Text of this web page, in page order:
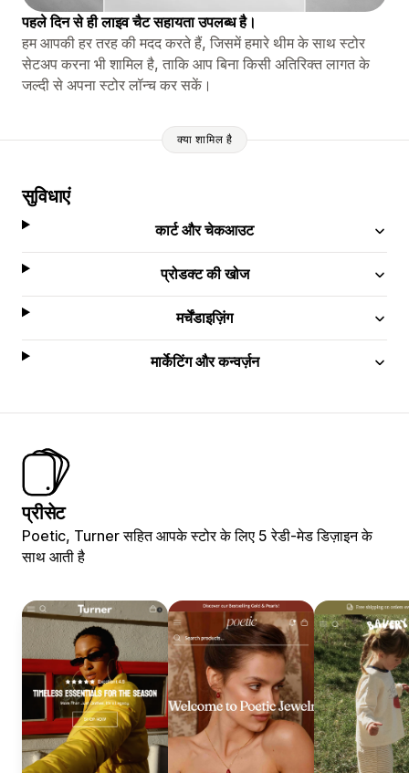
पहले दिन से ही लाइव चैट सहायता उपलब्ध है।
हम आपकी हर तरह की मदद करते हैं, जिसमें हमारे थीम के साथ स्टोर
सेटअप करना भी शामिल है, ताकि आप बिना किसी अतिरिक्त लागत के
जल्दी से अपना स्टोर लॉन्च कर सकें।
क्या शामिल है
सुविधाएं
कार्ट और चेकआउट
प्रोडक्ट की खोज
मर्चेंडाइज़िंग
मार्केटिंग और कन्वर्ज़न
प्रीसेट
Poetic, Turner सहित आपके स्टोर के लिए 5 रेडी-मेड डिज़ाइन के
साथ आती है